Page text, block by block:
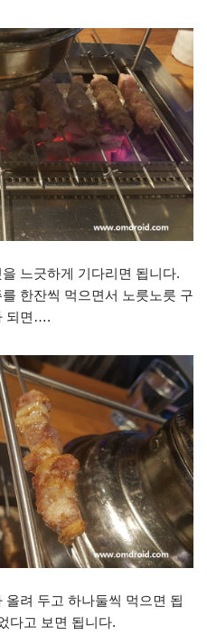
느긋하게 기다리면 됩니다.
한잔씩 먹으면서 노릇노릇 구
되면….
려 두고 하나둘씩 먹으면 됩
다고 보면 됩니다.